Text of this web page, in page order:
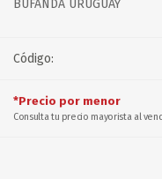
BUFANDA URUGUAY
Código:
*Precio por menor
Consulta tu precio mayorista al